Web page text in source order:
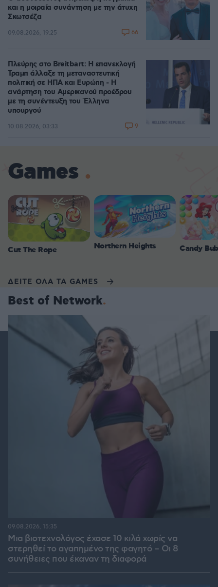
και η μοιραία συνάντηση με την άτυχη
Σκωτσέζα
09.08.2026, 19:25 66
Πλεύρης στο Breitbart: Η επανεκλογή
Τραμπ άλλαξε τη μεταναστευτική
πολιτική σε ΗΠΑ και Ευρώπη - Η
ανάρτηση του Αμερικανού προέδρου
με τη συνέντευξη του Έλληνα
υπουργού
10.08.2026, 03:33 9
Games
Cut The Rope Northern Heights Candy
ΔΕΙΤΕ ΟΛΑ ΤΑ GAMES
Best of Network
Μια βιοτεχνολόγος έχασε 10 κιλά χωρίς να
στερηθεί το αγαπημένο της φαγητό – Οι 8
συνήθειες που έκαναν τη διαφορά
09.08.2026, 15:35